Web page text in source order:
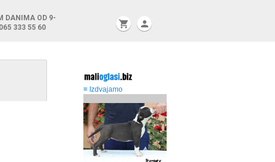
DANIMA OD 9-
065 333 55 60 shopping_cart person